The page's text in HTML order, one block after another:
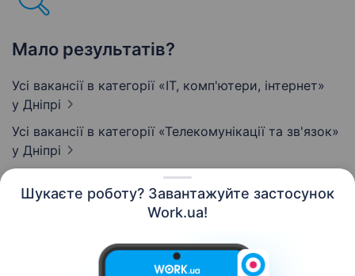
Шукаєте роботу? Завантажуйте застосунок
Work.ua!
Мало результатів?
Усі вакансії в категорії «IT, комп'ютери, інтернет»
у Дніпрі
Усі вакансії в категорії «Телекомунікації та зв'язок»
у Дніпрі